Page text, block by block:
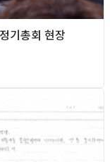
기총회 현장
2018년